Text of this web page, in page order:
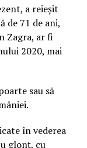
a reieșit
de 71 de ani,
Zagra, ar fi
2020, mai
sau să
în vederea
glonț, cu